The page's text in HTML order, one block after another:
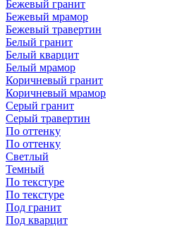
Бежевый гранит
Бежевый мрамор
Бежевый травертин
Белый гранит
Белый кварцит
Белый мрамор
Коричневый гранит
Коричневый мрамор
Серый гранит
Серый травертин
По оттенку
По оттенку
Светлый
Темный
По текстуре
По текстуре
Под гранит
Под кварцит